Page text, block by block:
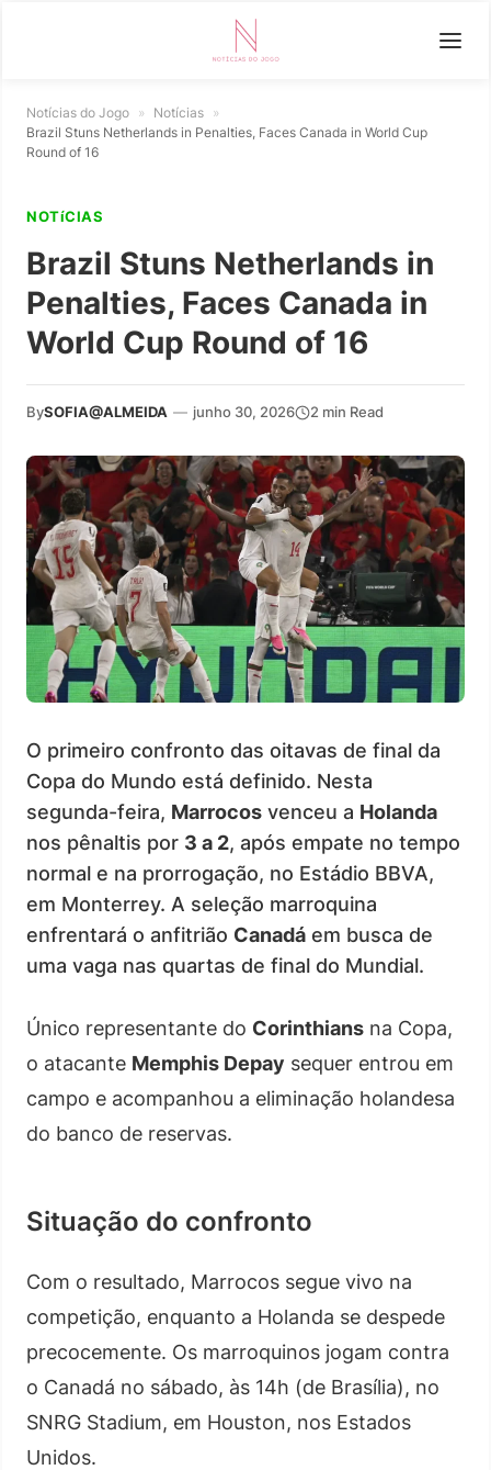
Notícias do Jogo » Notícias »
Brazil Stuns Netherlands in Penalties, Faces Canada in World Cup
Round of 16
NOTíCIAS
Brazil Stuns Netherlands in
Penalties, Faces Canada in
World Cup Round of 16
BySOFIA@ALMEIDA — junho 30, 2026 2 min Read
O primeiro confronto das oitavas de final da
Copa do Mundo está definido. Nesta
segunda-feira, Marrocos venceu a Holanda
nos pênaltis por 3 a 2, após empate no tempo
normal e na prorrogação, no Estádio BBVA,
em Monterrey. A seleção marroquina
enfrentará o anfitrião Canadá em busca de
uma vaga nas quartas de final do Mundial.
Único representante do Corinthians na Copa,
o atacante Memphis Depay sequer entrou em
campo e acompanhou a eliminação holandesa
do banco de reservas.
Situação do confronto
Com o resultado, Marrocos segue vivo na
competição, enquanto a Holanda se despede
precocemente. Os marroquinos jogam contra
o Canadá no sábado, às 14h (de Brasília), no
SNRG Stadium, em Houston, nos Estados
Unidos.